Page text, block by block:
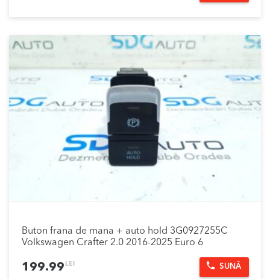
Buton frana de mana + auto hold 3G0927255C
Volkswagen Crafter 2.0 2016-2025 Euro 6
199.99 LEI SUNĂ